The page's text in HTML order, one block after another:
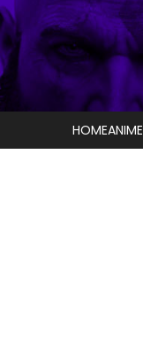
HOME